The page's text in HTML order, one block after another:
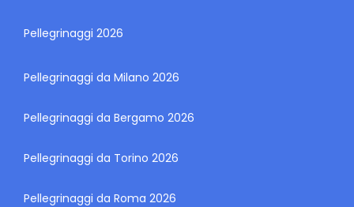
Pellegrinaggi 2026
Pellegrinaggi da Milano 2026
Pellegrinaggi da Bergamo 2026
Pellegrinaggi da Torino 2026
Pellegrinaggi da Roma 2026